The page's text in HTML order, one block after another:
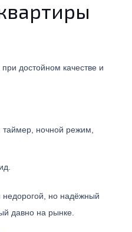
при достойном качестве и
ночной режим,
но надёжный
давно на рынке.